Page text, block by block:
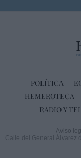
POLÍTICA
HEMEROTECA
RADIO Y
Aviso
Calle del General Álvarez